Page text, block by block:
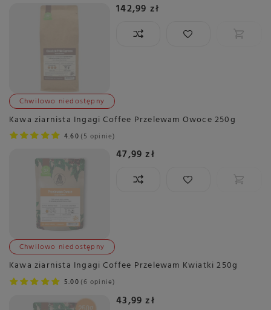
142,99 zł
Chwilowo niedostępny
Kawa ziarnista Ingagi Coffee Przelewam Owoce 250g
4.60 5 opinie
47,99 zł
Chwilowo niedostępny
Kawa ziarnista Ingagi Coffee Przelewam Kwiatki 250g
5.00 6 opinie
43,99 zł